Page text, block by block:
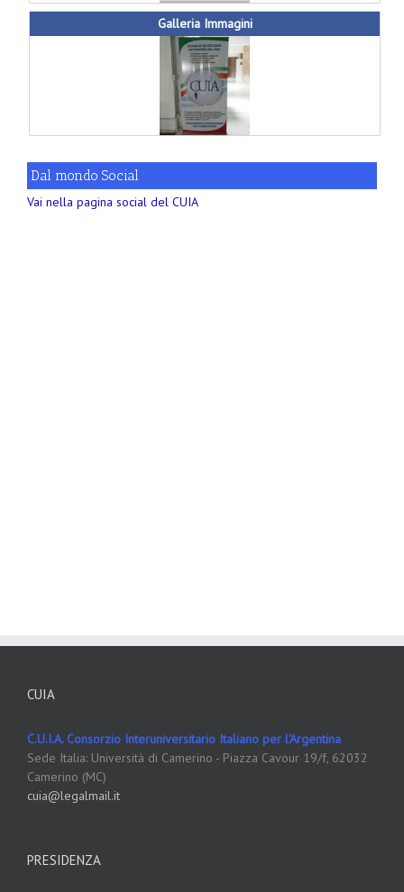
Galleria Immagini
Dal mondo Social
Vai nella pagina social del CUIA
CUIA
C.U.I.A. Consorzio Interuniversitario Italiano per l'Argentina
Sede Italia: Università di Camerino - Piazza Cavour 19/f, 62032
Camerino (MC)
cuia@legalmail.it
PRESIDENZA